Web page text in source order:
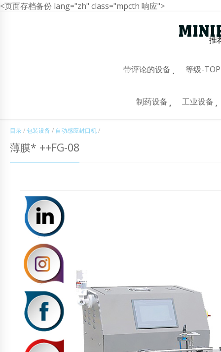
<页面存档备份 lang="zh" class="mpcth 响应">
推
带评论的设备 等级-
制药设备 工业设备
目录/包装设备 / 自动感应封口机/
薄膜* ++FG-08